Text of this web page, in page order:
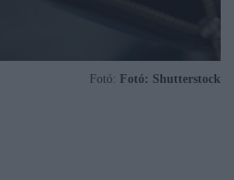
Fotó: Fotó: Shutterstock